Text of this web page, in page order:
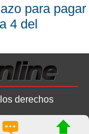
para pagar
4 del
derechos